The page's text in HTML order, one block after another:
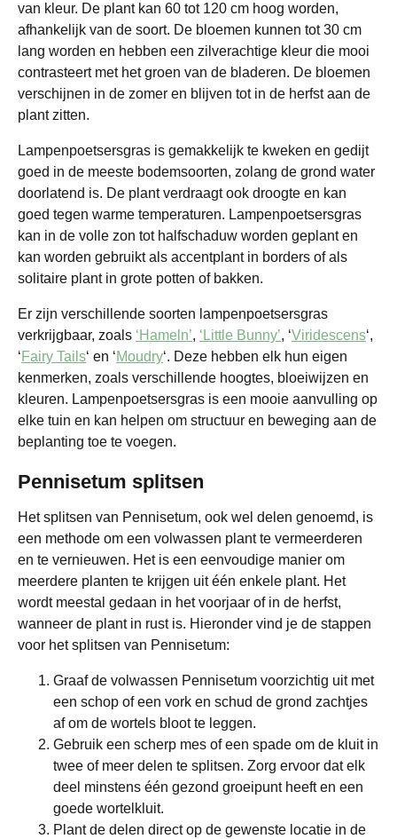
van kleur. De plant kan 60 tot 120 cm hoog worden,
afhankelijk van de soort. De bloemen kunnen tot 30 cm
lang worden en hebben een zilverachtige kleur die mooi
contrasteert met het groen van de bladeren. De bloemen
verschijnen in de zomer en blijven tot in de herfst aan de
plant zitten.
Lampenpoetsersgras is gemakkelijk te kweken en gedijt
goed in de meeste bodemsoorten, zolang de grond water
doorlatend is. De plant verdraagt ook droogte en kan
goed tegen warme temperaturen. Lampenpoetsersgras
kan in de volle zon tot halfschaduw worden geplant en
kan worden gebruikt als accentplant in borders of als
solitaire plant in grote potten of bakken.
Er zijn verschillende soorten lampenpoetsersgras
verkrijgbaar, zoals ‘Hameln’, ‘Little Bunny’, ‘Viridescens‘,
‘Fairy Tails‘ en ‘Moudry‘. Deze hebben elk hun eigen
kenmerken, zoals verschillende hoogtes, bloeiwijzen en
kleuren. Lampenpoetsersgras is een mooie aanvulling op
elke tuin en kan helpen om structuur en beweging aan de
beplanting toe te voegen.
Pennisetum splitsen
Het splitsen van Pennisetum, ook wel delen genoemd, is
een methode om een volwassen plant te vermeerderen
en te vernieuwen. Het is een eenvoudige manier om
meerdere planten te krijgen uit één enkele plant. Het
wordt meestal gedaan in het voorjaar of in de herfst,
wanneer de plant in rust is. Hieronder vind je de stappen
voor het splitsen van Pennisetum:
Graaf de volwassen Pennisetum voorzichtig uit met
een schop of een vork en schud de grond zachtjes
af om de wortels bloot te leggen.
Gebruik een scherp mes of een spade om de kluit in
twee of meer delen te splitsen. Zorg ervoor dat elk
deel minstens één gezond groeipunt heeft en een
goede wortelkluit.
Plant de delen direct op de gewenste locatie in de